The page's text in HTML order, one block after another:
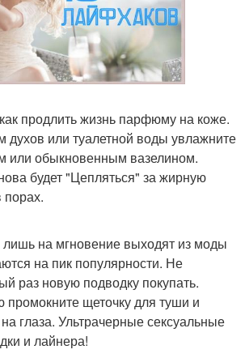
продлить жизнь парфюму на коже.
духов или туалетной воды увлажните
или обыкновенным вазелином.
будет "Цепляться" за жирную
порах.
лишь на мгновение выходят из моды
на пик популярности. Не
раз новую подводку покупать.
щеточку для туши и
глаза. Ультрачерные сексуальные
и лайнера!